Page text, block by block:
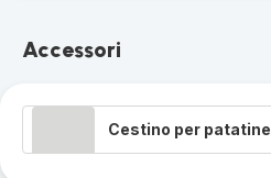
Accessori
Cestino per patatine